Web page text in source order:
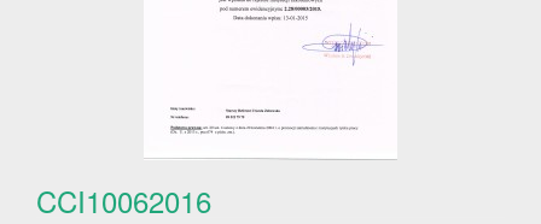
CCI10062016